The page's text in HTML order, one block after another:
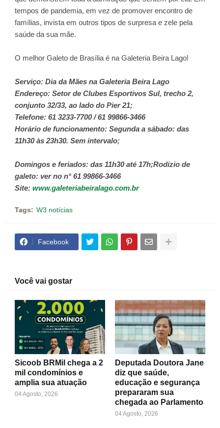
tempos de pandemia, em vez de promover encontro de
famílias, invista em outros tipos de surpresa e zele pela
saúde da sua mãe.
O melhor Galeto de Brasília é na Galeteria Beira Lago!
Serviço: Dia da Mães na Galeteria Beira Lago
Endereço: Setor de Clubes Esportivos Sul, trecho 2,
conjunto 32/33, ao lado do Pier 21;
Telefone: 61 3233-7700 / 61 99866-3466
Horário de funcionamento: Segunda a sábado: das
11h30 às 23h30. Sem intervalo;
Domingos e feriados: das 11h30 até 17h;Rodízio de
galeto: ver no n° 61 99866-3466
Site: www.galeteriabeiralago.com.br
Tags: W3 notícias
Facebook
Você vai gostar
Sicoob BRMil chega a 2
mil condomínios e
amplia sua atuação
04 Agosto, 2026
Deputada Doutora Jane
diz que saúde,
educação e segurança
prepararam sua
chegada ao Parlamento
04 Agosto, 2026